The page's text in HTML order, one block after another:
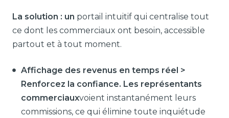
La solution : un portail intuitif qui centralise tout
ce dont les commerciaux ont besoin, accessible
partout et à tout moment.
Affichage des revenus en temps réel >
Renforcez la confiance. Les représentants
commerciauxvoient instantanément leurs
commissions, ce qui élimine toute inquiétude